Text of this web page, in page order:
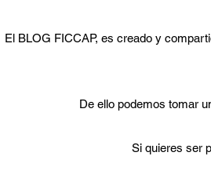
El BLOG FICCAP, es creado y
De ello podemos tomar
Si quieres ser